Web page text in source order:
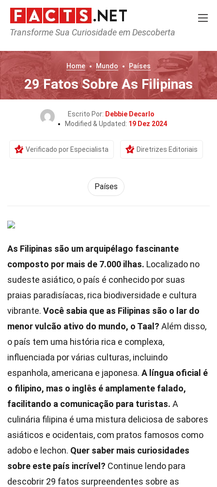
Transforme Sua Curiosidade em Descoberta
Home Mundo Países
29 Fatos Sobre As Filipinas
Escrito Por: Debbie Decarlo
Modified & Updated: 19 Dez 2024
Verificado por Especialista Diretrizes Editoriais
Países
As Filipinas são um arquipélago fascinante
composto por mais de 7.000 ilhas. Localizado no
sudeste asiático, o país é conhecido por suas
praias paradisíacas, rica biodiversidade e cultura
vibrante. Você sabia que as Filipinas são o lar do
menor vulcão ativo do mundo, o Taal? Além disso,
o país tem uma história rica e complexa,
influenciada por várias culturas, incluindo
espanhola, americana e japonesa. A língua oficial é
o filipino, mas o inglês é amplamente falado,
facilitando a comunicação para turistas. A
culinária filipina é uma mistura deliciosa de sabores
asiáticos e ocidentais, com pratos famosos como
adobo e lechon. Quer saber mais curiosidades
sobre este país incrível? Continue lendo para
descobrir 29 fatos surpreendentes sobre as